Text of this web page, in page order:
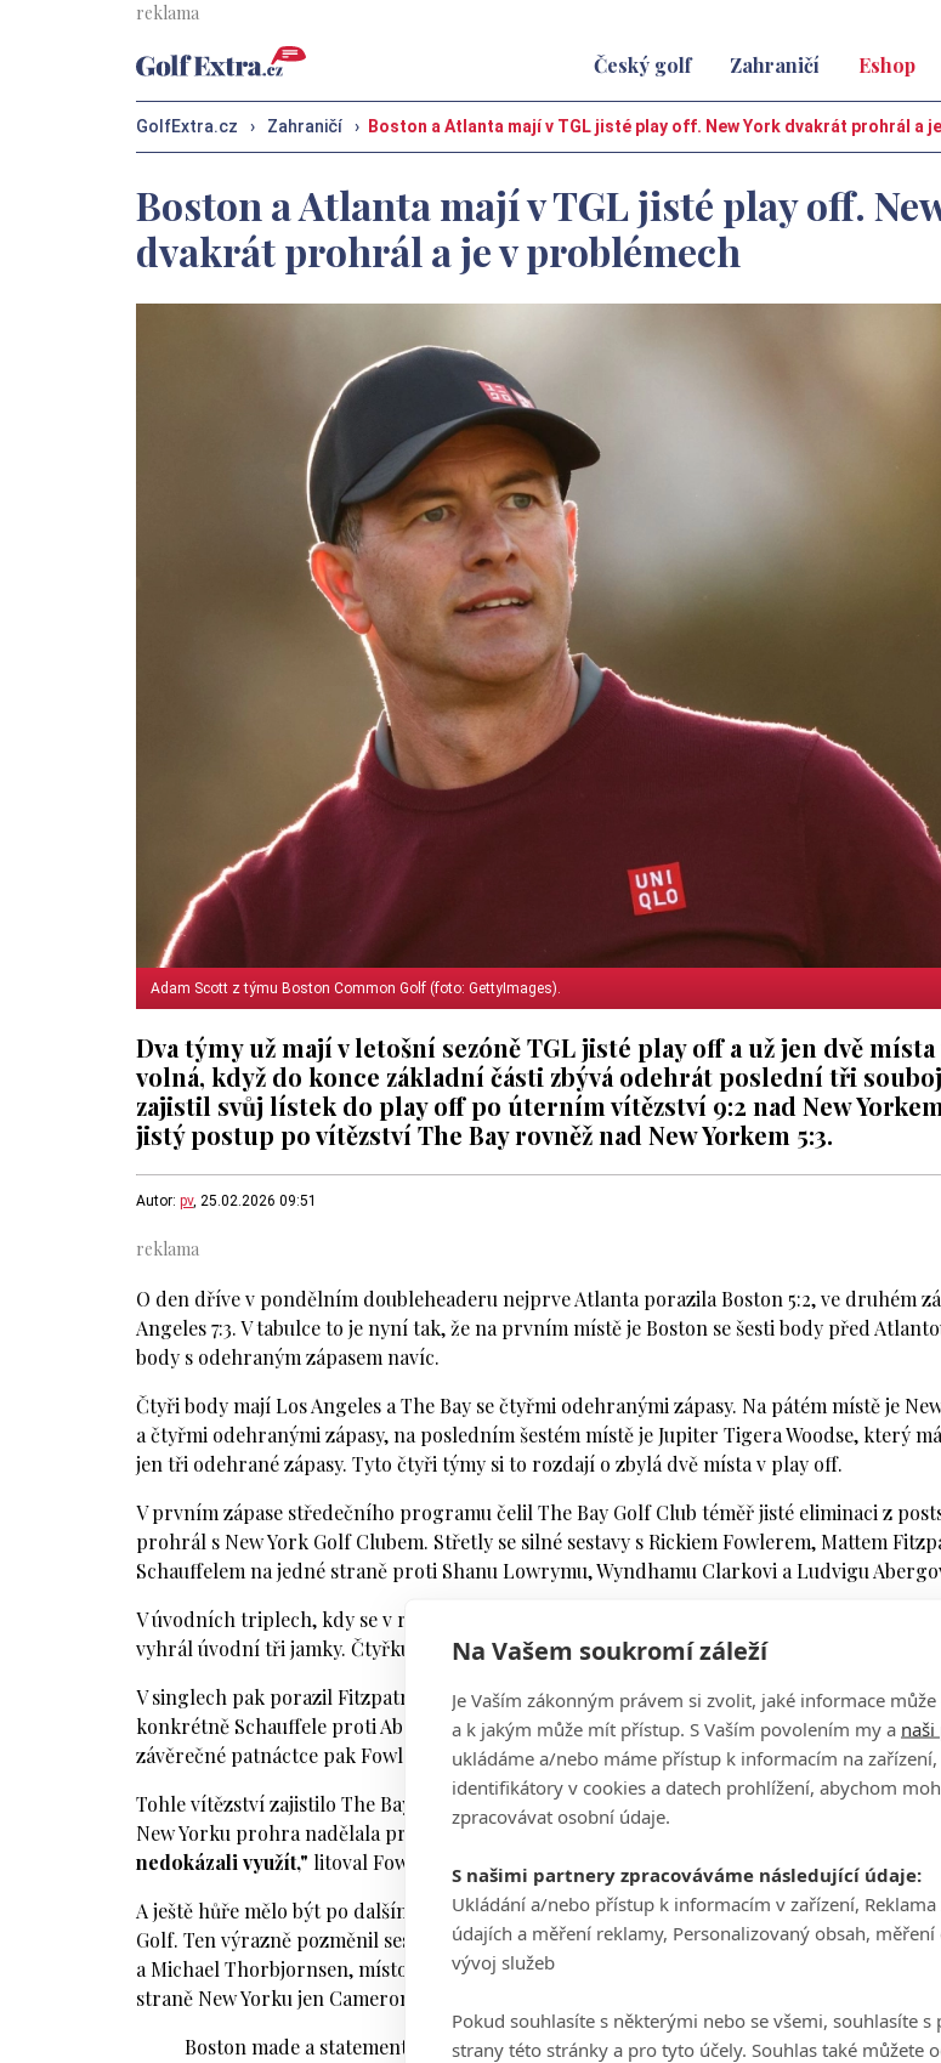
Na Vašem soukromí záleží
Je Vaším zákonným právem si zvolit, jaké informace
a k jakým může mít přístup. S Vaším povolením my a
ukládáme a/nebo máme přístup k informacím na
identifikátory v cookies a datech prohlížení, abychom
zpracovávat osobní údaje.
S našimi partnery zpracováváme následující údaje:
Ukládání a/nebo přístup k informacím v zařízení, Reklama
údajích a měření reklamy, Personalizovaný obsah,
vývoj služeb
Pokud souhlasíte s některými nebo se všemi, souhlasíte s
strany této stránky a pro tyto účely. Souhlas také můžete
Český golf Zahraničí Eshop
GolfExtra.cz › Zahraničí › Boston a Atlanta mají v TGL jisté play off. New York dvakrát prohrál a
Boston a Atlanta mají v TGL jisté play off.
dvakrát prohrál a je v problémech
Adam Scott z týmu Boston Common Golf (foto: GettyImages).
Dva týmy už mají v letošní sezóně TGL jisté play off a už jen dvě
volná, když do konce základní části zbývá odehrát poslední tři
zajistil svůj lístek do play off po úterním vítězství 9:2 nad New
jistý postup po vítězství The Bay rovněž nad New Yorkem 5:3.
Autor: pv, 25.02.2026 09:51
O den dříve v pondělním doubleheaderu nejprve Atlanta porazila Boston 5:2, ve druhém
Angeles 7:3. V tabulce to je nyní tak, že na prvním místě je Boston se šesti body před
body s odehraným zápasem navíc.
Čtyři body mají Los Angeles a The Bay se čtyřmi odehranými zápasy. Na pátém místě je
a čtyřmi odehranými zápasy, na posledním šestém místě je Jupiter Tigera Woodse, který
jen tři odehrané zápasy. Tyto čtyři týmy si to rozdají o zbylá dvě místa v play off.
V prvním zápase středečního programu čelil The Bay Golf Club téměř jisté eliminaci z
prohrál s New York Golf Clubem. Střetly se silné sestavy s Rickiem Fowlerem, Mattem
Schauffelem na jedné straně proti Shanu Lowrymu, Wyndhamu Clarkovi a Ludvigu
V úvodních triplech, kdy se v ranách střídají všichni tři hráči týmů, šel rychle do vedení 3:0
vyhrál úvodní tři jamky. Čtyřku a osmičku ale vyhrál New York a snížil na rozdíl jedné jamky.
V singlech pak porazil Fitzpatrick Clarka a vyrovnal na 3:3. Třináctku a čtrnáctku ale
konkrétně Schauffele proti Abergovi a Clark proti Fitzpatrickovi, čímž mu vrátil
závěrečné patnáctce pak Fowler jen půlil souboj s Lowrym a byl konec.
Tohle vítězství zajistilo The Bay šance na postup do play off a navíc už tam s jistotou poslalo
New Yorku prohra nadělala problémy.
"Brzy jsme ztráceli. Pak jsme měli několik
nedokázali využít," litoval Fowler.
A ještě hůře mělo být po dalším souboji, kdy po krátké pauze přišel na plac SoFi Center
Golf. Ten výrazně pozměnil sestavu oproti porážce s Atlantou z předchozího dne. Nehrál
a Michael Thorbjornsen, místo nich nastoupili Hideki Matsuyama a Adam Scott. Zůstal
straně New Yorku jen Cameron Young nahradil Fitzpatricka, když Fowler a Schauffele
Boston made a statement tonight, catch highlights here 👇pic.twitter.com/